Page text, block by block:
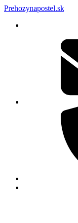
Prehozynapostel.sk